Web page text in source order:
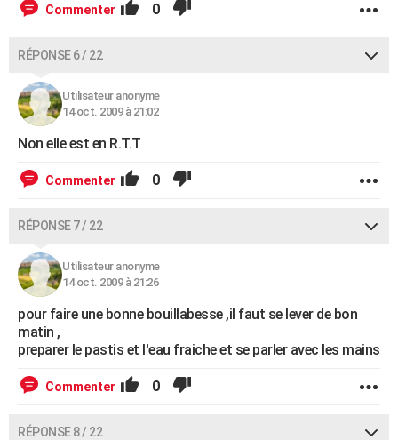
Commenter 0
RÉPONSE 6 / 22
Utilisateur anonyme
14 oct. 2009 à 21:02
Non elle est en R.T.T
Commenter 0
RÉPONSE 7 / 22
Utilisateur anonyme
14 oct. 2009 à 21:26
pour faire une bonne bouillabesse ,il faut se lever de bon
matin ,
preparer le pastis et l'eau fraiche et se parler avec les mains
Commenter 0
RÉPONSE 8 / 22